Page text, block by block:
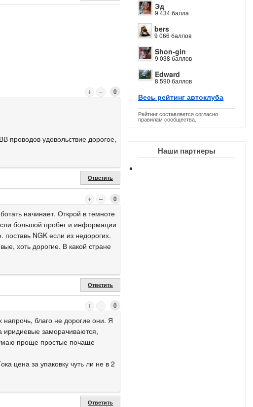
Эд
9 434 балла
bers
9 066 баллов
Shon-gin
9 038 баллов
Edward
8 590 баллов
Весь рейтинг автоклуба
Рейтинг составляется согласно
правилам сообщества.
Наши партнеры
0
удовольствие дорогое,
Ответить
0
начинает. Открой в темноте
большой пробег и информации
NGK если из недорогих.
хоть дорогие. В какой стране
Ответить
0
благо не дорогие они. Я
иридиевые заморачиваются,
проще простые почаще
цена за упаковку чуть ли не в 2
Ответить